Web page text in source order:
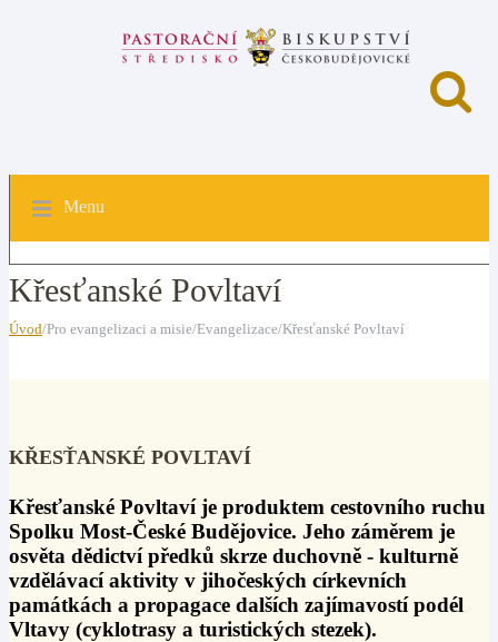
Menu
Křesťanské Povltaví
Úvod/Pro evangelizaci a misie/Evangelizace/Křesťanské Povltaví
KŘESŤANSKÉ POVLTAVÍ
Křesťanské Povltaví je produktem cestovního ruchu
Spolku Most-České Budějovice. Jeho záměrem je
osvěta dědictví předků skrze duchovně - kulturně
vzdělávací aktivity v jihočeských církevních
památkách a propagace dalších zajímavostí podél
Vltavy (cyklotrasy a turistických stezek).